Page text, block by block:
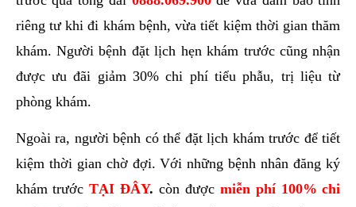
riêng tư khi đi khám bệnh, vừa tiết kiệm thời gian thăm
khám. Người bệnh đặt lịch hẹn khám trước cũng nhận
được ưu đãi giảm 30% chi phí tiểu phẫu, trị liệu từ
phòng khám.
Ngoài ra, người bệnh có thể đặt lịch khám trước để tiết
kiệm thời gian chờ đợi. Với những bệnh nhân đăng ký
khám trướcTẠI ĐÂY. còn được miễn phí 100% chi